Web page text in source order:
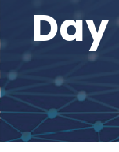
Day